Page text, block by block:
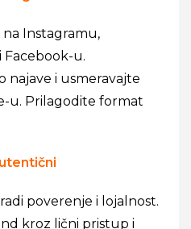
na Instagramu,
Facebook-u.
najave i usmeravajte
u. Prilagodite format
poverenje i lojalnost.
kroz lični pristup i